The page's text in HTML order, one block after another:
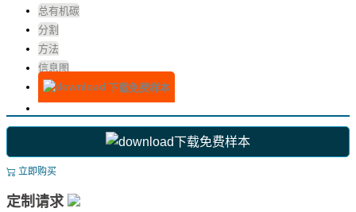
总有机碳
分割
方法
信息图
下载免费样本
下载免费样本
立即购买
定制请求